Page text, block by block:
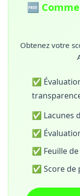
🆓
Obtenez votre
✅
✅ Lacunes
✅
✅ Feuille
✅ Score